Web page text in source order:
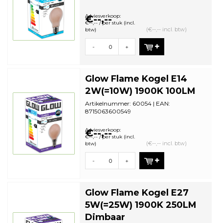
€--,--
Adviesverkoop:
€--,-- / per stuk (incl.
btw)
(€--,-- incl. btw)
- +
Glow Flame Kogel E14
2W(=10W) 1900K 100LM
Artikelnummer: 60054 | EAN:
8715063600549
€--,--
Adviesverkoop:
€--,-- / per stuk (incl.
btw)
(€--,-- incl. btw)
- +
Glow Flame Kogel E27
5W(=25W) 1900K 250LM
Dimbaar